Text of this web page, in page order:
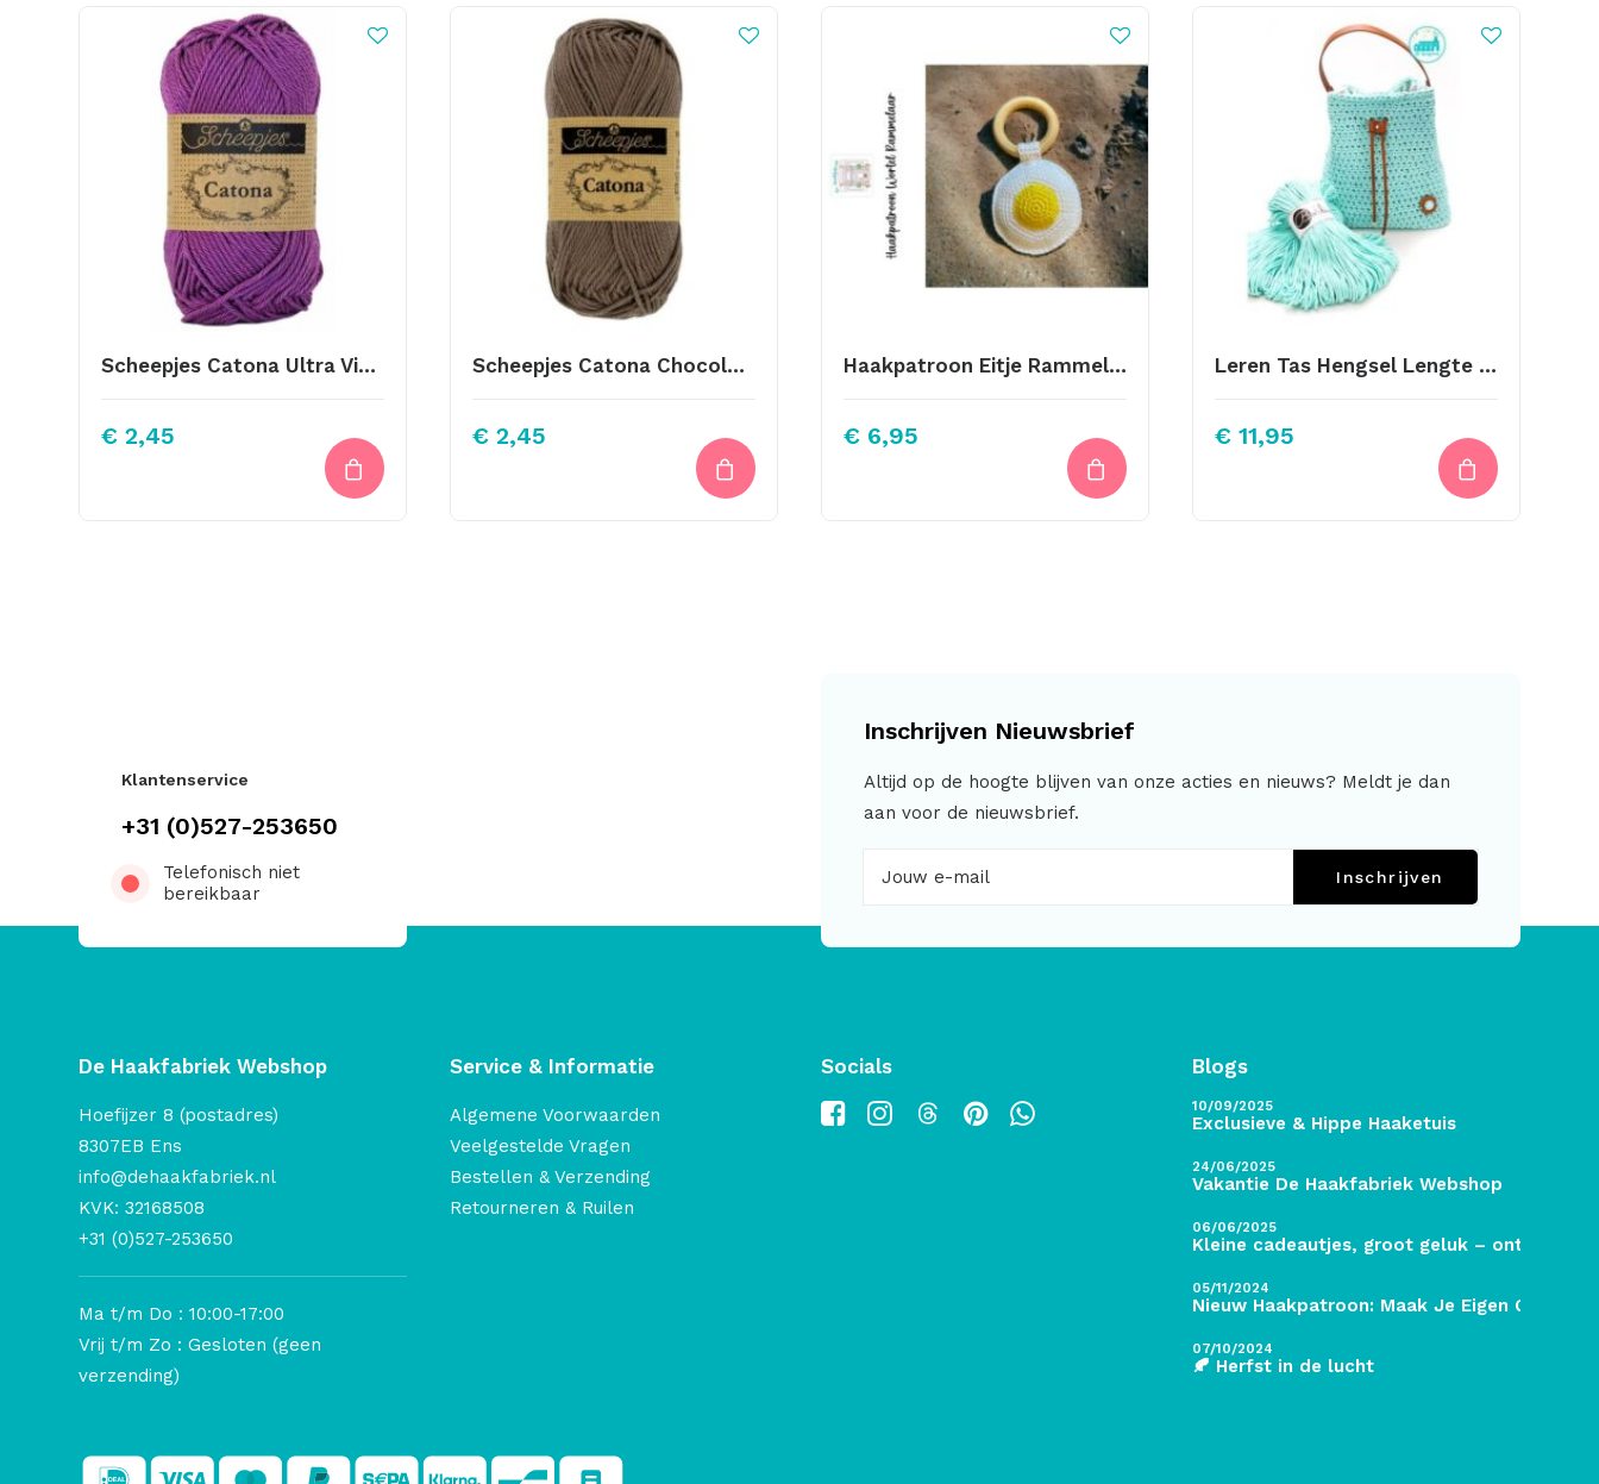
Scheepjes Catona Ultra Violet 282
€ 2,45
Scheepjes Catona Chocolate 507
€ 2,45
Haakpatroon Eitje Rammelaar
€ 6,95
Leren Tas Hengsel Lengte 40cm Antraciet
€ 11,95
Klantenservice
+31 (0)527-253650
Telefonisch niet
bereikbaar
Inschrijven Nieuwsbrief
Altijd op de hoogte blijven van onze acties en nieuws? Meldt je dan
aan voor de nieuwsbrief.
Inschrijven
De Haakfabriek Webshop
Hoefijzer 8 (postadres)
8307EB Ens
info@dehaakfabriek.nl
KVK: 32168508
+31 (0)527-253650
Ma t/m Do : 10:00-17:00
Vrij t/m Zo : Gesloten (geen
verzending)
Service & Informatie
Algemene Voorwaarden
Veelgestelde Vragen
Bestellen & Verzending
Retourneren & Ruilen
Socials Blogs
10/09/2025
Exclusieve & Hippe Haaketuis
24/06/2025
Vakantie De Haakfabriek Webshop
06/06/2025
Kleine cadeautjes, groot geluk – ontdek de
05/11/2024
Nieuw Haakpatroon: Maak Je Eigen Gave
07/10/2024
🍂 Herfst in de lucht